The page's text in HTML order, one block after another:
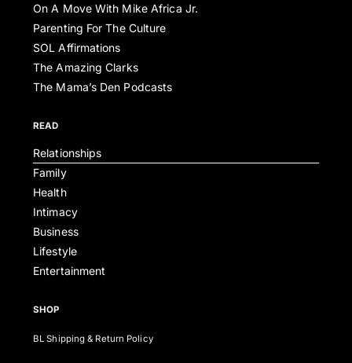
On A Move With Mike Africa Jr.
Parenting For The Culture
SOL Affirmations
The Amazing Clarks
The Mama’s Den Podcasts
READ
Relationships
Family
Health
Intimacy
Business
Lifestyle
Entertainment
SHOP
BL Shipping & Return Policy